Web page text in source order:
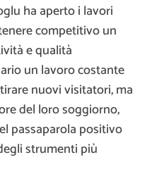
ha aperto i lavori
competitivo un
e qualità
un lavoro costante
nuovi visitatori, ma
del loro soggiorno,
passaparola positivo
strumenti più